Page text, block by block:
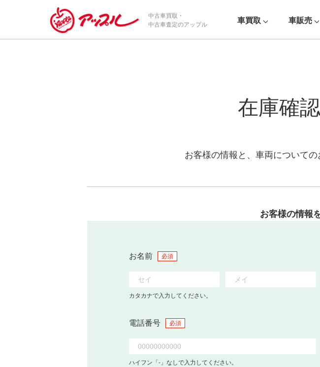
中古車買取・
中古車査定のアップル
車買取 車販売
在庫確
お客様の情報と、車両についての
お客様の情報
お名前 必須
カタカナで入力してください。
電話番号 必須
ハイフン「-」なしで入力してください。